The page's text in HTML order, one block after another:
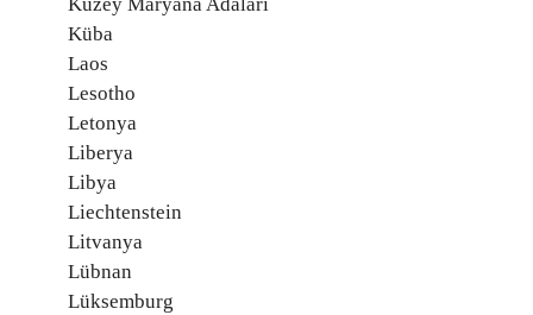
Küba
Laos
Lesotho
Letonya
Liberya
Libya
Liechtenstein
Litvanya
Lübnan
Lüksemburg